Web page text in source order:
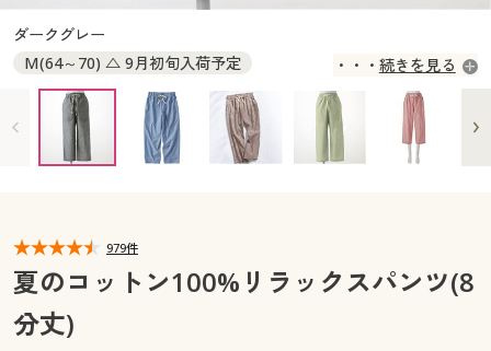
大きいサイズ 事務・制服
カタログ・チラシからのご注文
デジタルカタログ
カタログ無料プレゼント
マイページ
閲覧履歴
カタログ無料プレゼント
会員メニュー
閲覧履歴
お気に入り
ダークグレー
M(64～70) △ 9月初旬入荷予定
L(69～77) △ 9月初旬入荷予定
LL(77～85) △ 9月初旬入荷予定
3L(85～93) △ 9月初旬入荷予定
続きを見る
979件
夏のコットン100%リラックスパンツ(8
分丈)